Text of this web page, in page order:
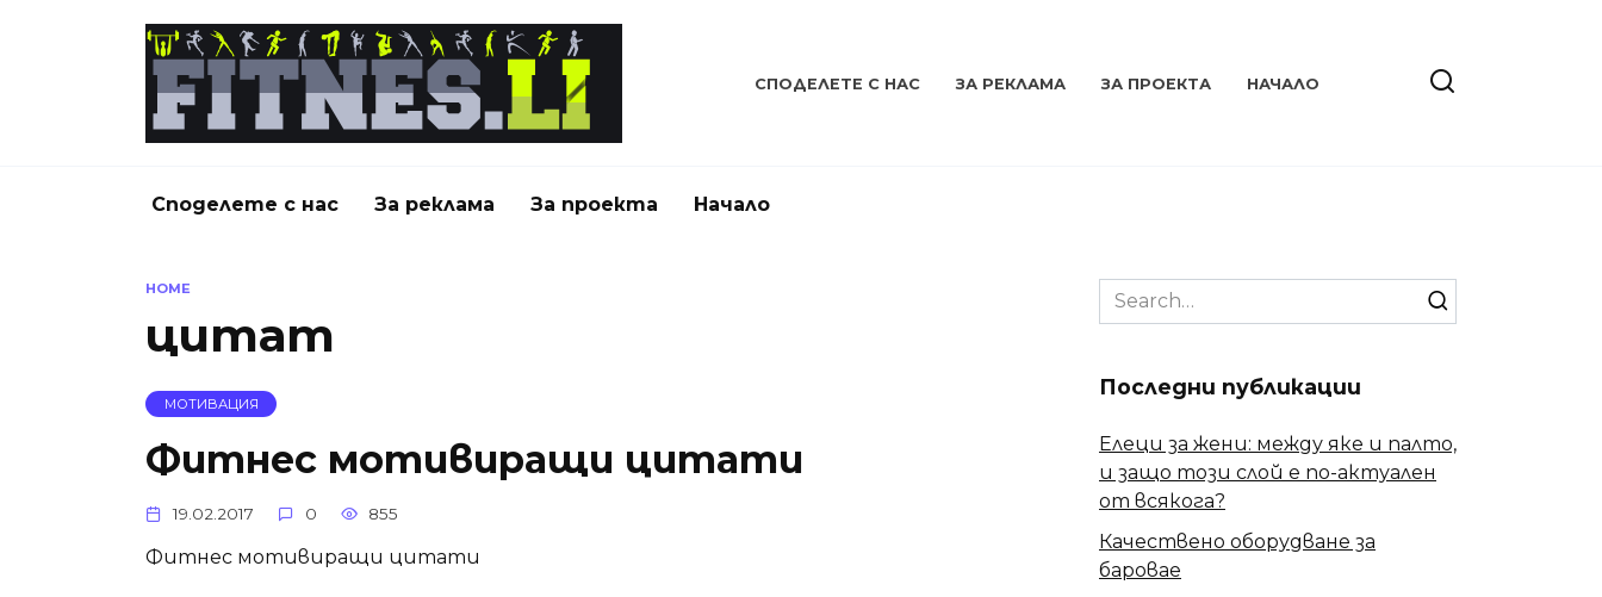
СПОДЕЛЕТЕ С НАС ЗА РЕКЛАМА ЗА ПРОЕКТА НАЧАЛО
Споделете с нас За реклама За проекта Начало
HOME
цитат
МОТИВАЦИЯ
Фитнес мотивиращи цитати
19.02.2017 0 855
Фитнес мотивиращи цитати
Search
for:
Последни публикации
Елеци за жени: между яке и палто,
и защо този слой е по-актуален
от всякога?
Качествено оборудване за
баровае